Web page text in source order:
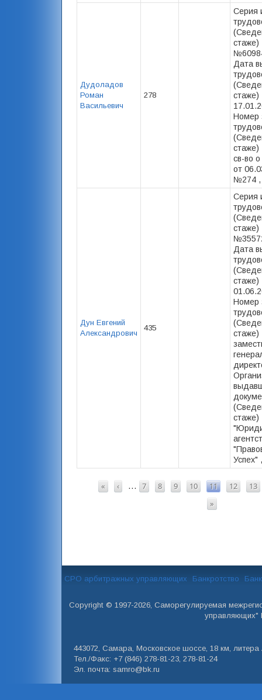
Дудоладов
Роман
Васильевич
278
Серия
Дата
стаже)
Номер
стаже)
св-во
от
№274 ,
Дун Евгений
Александрович
435
Серия
стаже)
Дата
стаже)
Номер
стаже)
Успех" ,
« ‹ … 7 8 9 10 11 12
13
»
СРО арбитражных управляющих Банкротство
Copyright © 1997-2026, Саморегулируемая
управляющих"
443072, Самара, Московское шоссе, 18 км, литера
Тел./Факс: +7 (846) 278-81-23, 278-81-24
Эл. почта: samro@bk.ru